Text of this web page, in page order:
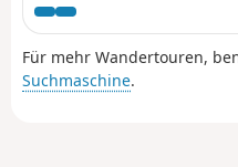
mit abwechslungsreichen
Wäldern, Feldern und
Charmante Bäche und ein
Erbe runden das Bild ab.
Für mehr Wandertouren,
Suchmaschine.